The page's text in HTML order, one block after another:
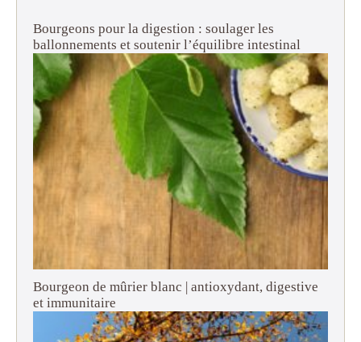
Bourgeons pour la digestion : soulager les
ballonnements et soutenir l’équilibre intestinal
Bourgeon de mûrier blanc | antioxydant, digestive
et immunitaire